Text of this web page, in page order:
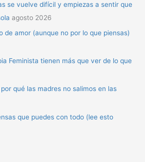
se vuelve difícil y empiezas a sentir que
agosto 2026
de amor (aunque no por lo que piensas)
Feminista tienen más que ver de lo que
qué las madres no salimos en las
que puedes con todo (lee esto